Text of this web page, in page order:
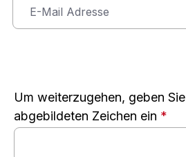
Um weiterzugehen, geben
abgebildeten Zeichen ein *